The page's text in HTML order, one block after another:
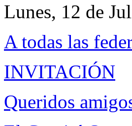
Lunes, 12 de
A todas las
INVITACIÓN
Queridos